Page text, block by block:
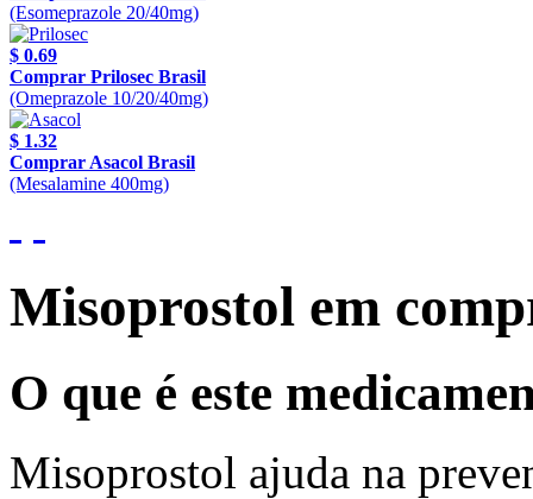
(Esomeprazole 20/40mg)
$ 0.69
Comprar Prilosec Brasil
(Omeprazole 10/20/40mg)
$ 1.32
Comprar Asacol Brasil
(Mesalamine 400mg)
Misoprostol em
O que é este
Misoprostol ajuda na